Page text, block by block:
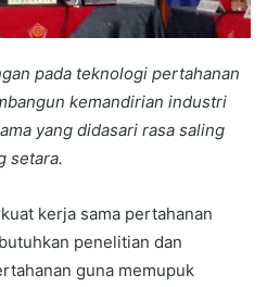
pada teknologi pertahanan
kemandirian industri
yang didasari rasa saling
setara.
kerja sama pertahanan
penelitian dan
guna memupuk